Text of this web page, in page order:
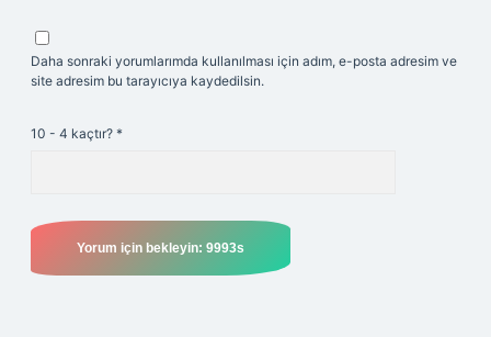
Daha sonraki yorumlarımda kullanılması için adım, e-posta adresim ve
site adresim bu tarayıcıya kaydedilsin.
10 - 4 kaçtır? *